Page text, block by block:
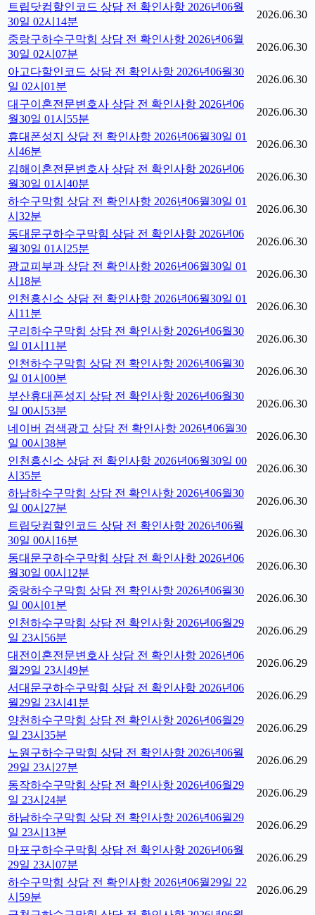
트립닷컴할인코드 상담 전 확인사항 2026년06월
30일 02시14분
2026.06.30
중랑구하수구막힘 상담 전 확인사항 2026년06월
30일 02시07분
2026.06.30
아고다할인코드 상담 전 확인사항 2026년06월30
일 02시01분
2026.06.30
대구이혼전문변호사 상담 전 확인사항 2026년06
월30일 01시55분
2026.06.30
휴대폰성지 상담 전 확인사항 2026년06월30일 01
시46분
2026.06.30
김해이혼전문변호사 상담 전 확인사항 2026년06
월30일 01시40분
2026.06.30
하수구막힘 상담 전 확인사항 2026년06월30일 01
시32분
2026.06.30
동대문구하수구막힘 상담 전 확인사항 2026년06
월30일 01시25분
2026.06.30
광교피부과 상담 전 확인사항 2026년06월30일 01
시18분
2026.06.30
인천흥신소 상담 전 확인사항 2026년06월30일 01
시11분
2026.06.30
구리하수구막힘 상담 전 확인사항 2026년06월30
일 01시11분
2026.06.30
인천하수구막힘 상담 전 확인사항 2026년06월30
일 01시00분
2026.06.30
부산휴대폰성지 상담 전 확인사항 2026년06월30
일 00시53분
2026.06.30
네이버 검색광고 상담 전 확인사항 2026년06월30
일 00시38분
2026.06.30
인천흥신소 상담 전 확인사항 2026년06월30일 00
시35분
2026.06.30
하남하수구막힘 상담 전 확인사항 2026년06월30
일 00시27분
2026.06.30
트립닷컴할인코드 상담 전 확인사항 2026년06월
30일 00시16분
2026.06.30
동대문구하수구막힘 상담 전 확인사항 2026년06
월30일 00시12분
2026.06.30
중랑하수구막힘 상담 전 확인사항 2026년06월30
일 00시01분
2026.06.30
인천하수구막힘 상담 전 확인사항 2026년06월29
일 23시56분
2026.06.29
대전이혼전문변호사 상담 전 확인사항 2026년06
월29일 23시49분
2026.06.29
서대문구하수구막힘 상담 전 확인사항 2026년06
월29일 23시41분
2026.06.29
양천하수구막힘 상담 전 확인사항 2026년06월29
일 23시35분
2026.06.29
노원구하수구막힘 상담 전 확인사항 2026년06월
29일 23시27분
2026.06.29
동작하수구막힘 상담 전 확인사항 2026년06월29
일 23시24분
2026.06.29
하남하수구막힘 상담 전 확인사항 2026년06월29
일 23시13분
2026.06.29
마포구하수구막힘 상담 전 확인사항 2026년06월
29일 23시07분
2026.06.29
하수구막힘 상담 전 확인사항 2026년06월29일 22
시59분
2026.06.29